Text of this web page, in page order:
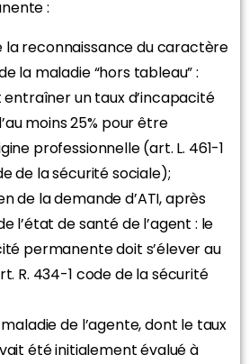
:
la reconnaissance du caractère
la maladie “hors tableau” :
entraîner un taux d’incapacité
moins 25% pour être
professionnelle (art. L. 461-1
de la sécurité sociale);
de la demande d’ATI, après
l’état de santé de l’agent : le
permanente doit s’élever au
R. 434-1 code de la sécurité
maladie de l’agente, dont le taux
été initialement évalué à